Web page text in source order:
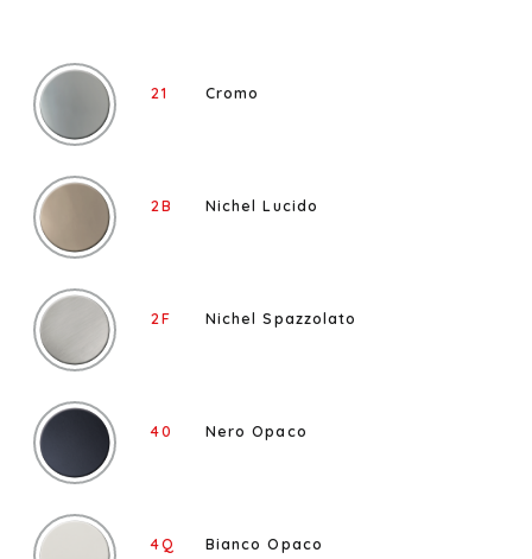
21 Cromo
2B Nichel Lucido
2F Nichel Spazzolato
40 Nero Opaco
4Q Bianco Opaco